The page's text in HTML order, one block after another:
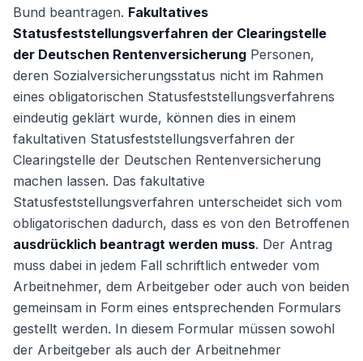
Bund beantragen. Fakultatives
Statusfeststellungsverfahren der Clearingstelle
der Deutschen Rentenversicherung Personen,
deren Sozialversicherungsstatus nicht im Rahmen
eines obligatorischen Statusfeststellungsverfahrens
eindeutig geklärt wurde, können dies in einem
fakultativen Statusfeststellungsverfahren der
Clearingstelle der Deutschen Rentenversicherung
machen lassen. Das fakultative
Statusfeststellungsverfahren unterscheidet sich vom
obligatorischen dadurch, dass es von den Betroffenen
ausdrücklich beantragt werden muss. Der Antrag
muss dabei in jedem Fall schriftlich entweder vom
Arbeitnehmer, dem Arbeitgeber oder auch von beiden
gemeinsam in Form eines entsprechenden Formulars
gestellt werden. In diesem Formular müssen sowohl
der Arbeitgeber als auch der Arbeitnehmer